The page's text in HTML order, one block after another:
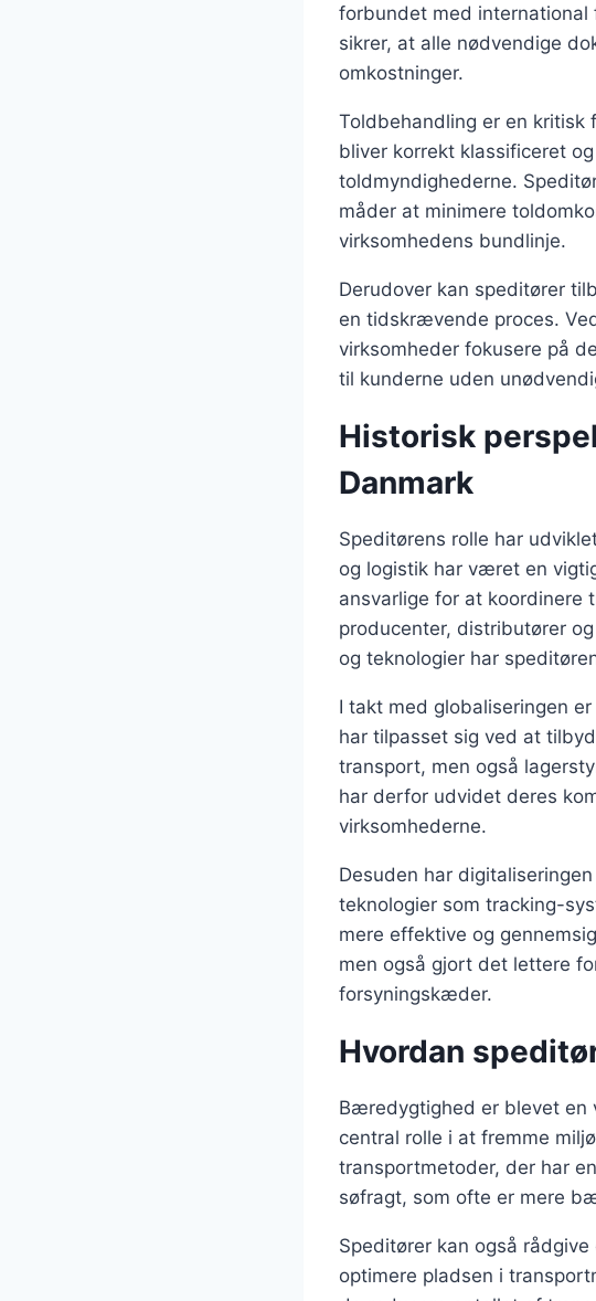
forbundet med
sikrer, at alle nødvendige
omkostninger.
Toldbehandling er en kritisk
bliver korrekt klassificeret
toldmyndighederne.
måder at minimere
virksomhedens bundlinje.
Derudover kan speditører
en tidskrævende proces.
virksomheder fokusere på
til kunderne uden
Historisk
Danmark
Speditørens rolle har
og logistik har været en
ansvarlige for at koordinere
producenter, distributører
og teknologier har
I takt med globaliseringen
har tilpasset sig ved at
transport, men også
har derfor udvidet deres
virksomhederne.
Desuden har
teknologier som tracking-
mere effektive og
men også gjort det lettere
forsyningskæder.
Hvordan
Bæredygtighed er blevet en
central rolle i at fremme
transportmetoder, der har
søfragt, som ofte er mere
Speditører kan også
optimere pladsen i